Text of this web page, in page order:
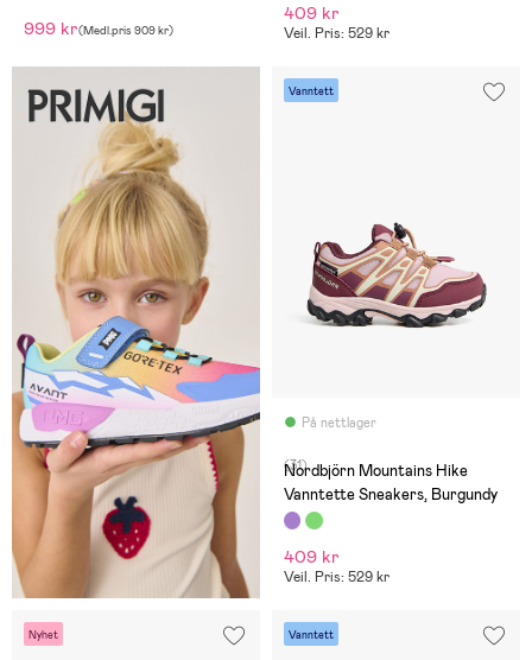
999 kr(Medl.pris 909 kr)
409 kr
Veil. Pris: 529 kr
Vanntett
På nettlager
(31)
Nordbjörn Mountains Hike
Vanntette Sneakers, Burgundy
409 kr
Veil. Pris: 529 kr
Nyhet Vanntett